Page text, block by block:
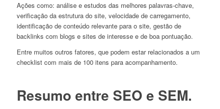
Ações como: análise e estudos das melhores palavras-chave,
verificação da estrutura do site, velocidade de carregamento,
identificação de conteúdo relevante para o site, gestão de
backlinks com blogs e sites de interesse e de boa pontuação.
Entre muitos outros fatores, que podem estar relacionados a um
checklist com mais de 100 itens para acompanhamento.
Resumo entre SEO e SEM.